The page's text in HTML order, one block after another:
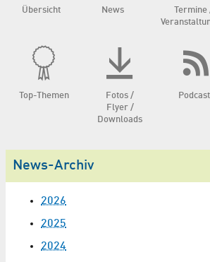
Übersicht News
Termine
Top-Themen
Fotos /
Flyer /
Downloads
News-Archiv
2026
2025
2024